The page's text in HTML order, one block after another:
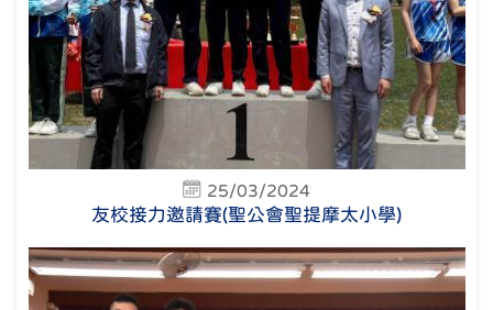
25/03/2024
友校接力邀請賽(聖公會聖提摩太小學)